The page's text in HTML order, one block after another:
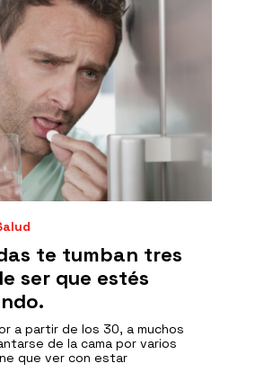
te tumban tres
ser que estés
a partir de los 30, a muchos
de la cama por varios
que ver con estar